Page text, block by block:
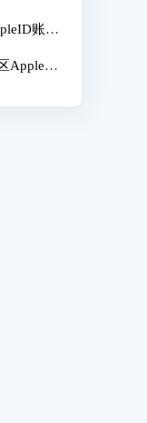
账号
AppleID